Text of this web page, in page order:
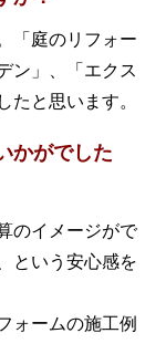
「庭のリフォー
ン」、「エクス
たと思います。
かがでした
のイメージがで
という安心感を
ォームの施工例